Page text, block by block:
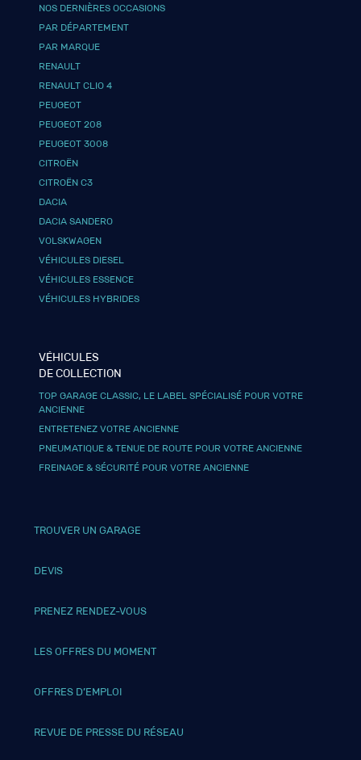
NOS DERNIÈRES OCCASIONS
PAR DÉPARTEMENT
PAR MARQUE
RENAULT
RENAULT CLIO 4
PEUGEOT
PEUGEOT 208
PEUGEOT 3008
CITROËN
CITROËN C3
DACIA
DACIA SANDERO
VOLSKWAGEN
VÉHICULES DIESEL
VÉHICULES ESSENCE
VÉHICULES HYBRIDES
VÉHICULES
DE COLLECTION
TOP GARAGE CLASSIC, LE LABEL SPÉCIALISÉ POUR VOTRE
ANCIENNE
ENTRETENEZ VOTRE ANCIENNE
PNEUMATIQUE & TENUE DE ROUTE POUR VOTRE ANCIENNE
FREINAGE & SÉCURITÉ POUR VOTRE ANCIENNE
TROUVER UN GARAGE
DEVIS
PRENEZ RENDEZ-VOUS
LES OFFRES DU MOMENT
OFFRES D’EMPLOI
REVUE DE PRESSE DU RÉSEAU